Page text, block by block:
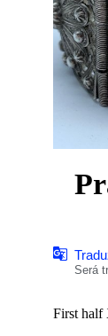
Será
First half